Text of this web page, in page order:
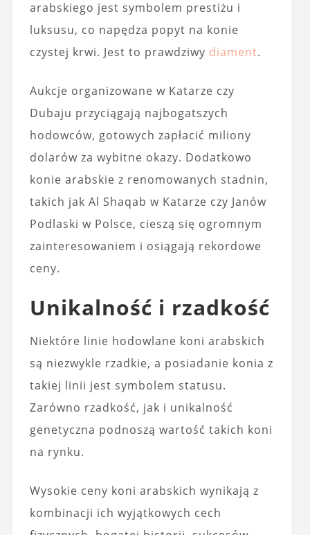
arabskiego jest symbolem prestiżu i
luksusu, co napędza popyt na konie
czystej krwi. Jest to prawdziwy diament.
Aukcje organizowane w Katarze czy
Dubaju przyciągają najbogatszych
hodowców, gotowych zapłacić miliony
dolarów za wybitne okazy. Dodatkowo
konie arabskie z renomowanych stadnin,
takich jak Al Shaqab w Katarze czy Janów
Podlaski w Polsce, cieszą się ogromnym
zainteresowaniem i osiągają rekordowe
ceny.
Unikalność i rzadkość
Niektóre linie hodowlane koni arabskich
są niezwykle rzadkie, a posiadanie konia z
takiej linii jest symbolem statusu.
Zarówno rzadkość, jak i unikalność
genetyczna podnoszą wartość takich koni
na rynku.
Wysokie ceny koni arabskich wynikają z
kombinacji ich wyjątkowych cech